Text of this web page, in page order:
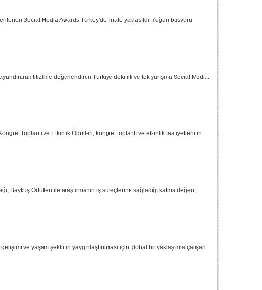
Social Media Awards Turkey'de finale yaklaşıldı. Yoğun başvuru
titizlikle değerlendiren Türkiye’deki ilk ve tek ya­rışma Social Medi...
Toplantı ve Etkinlik Ödülleri; kongre, toplantı ve etkinlik faaliyetlerinin
Baykuş Ödülleri ile araştırmanın iş süreçlerine sağladığı katma değeri,
ve yaşam şeklinin yaygınlaştırılması için global bir yaklaşımla çalışan